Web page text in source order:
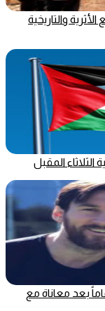
والتاريخية
المقبل
يفجع بوفاة والده خورخي عن 68 عاماً بعد معاناة مع